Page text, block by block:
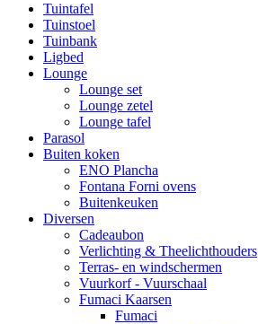
Tuintafel
Tuinstoel
Tuinbank
Ligbed
Lounge
Lounge set
Lounge zetel
Lounge tafel
Parasol
Buiten koken
ENO Plancha
Fontana Forni ovens
Buitenkeuken
Diversen
Cadeaubon
Verlichting & Theelichthouders
Terras- en windschermen
Vuurkorf - Vuurschaal
Fumaci Kaarsen
Fumaci